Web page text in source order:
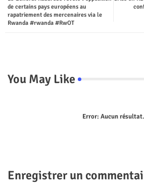
de certains pays européens au
rapatriement des mercenaires via le
Rwanda #rwanda #RwOT
You May Like
Error: Aucun résultat.
Enregistrer un